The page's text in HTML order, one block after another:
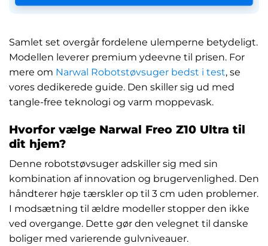
Samlet set overgår fordelene ulemperne betydeligt.
Modellen leverer premium ydeevne til prisen. For
mere om Narwal Robotstøvsuger bedst i test, se
vores dedikerede guide. Den skiller sig ud med
tangle-free teknologi og varm moppevask.
Hvorfor vælge Narwal Freo Z10 Ultra til
dit hjem?
Denne robotstøvsuger adskiller sig med sin
kombination af innovation og brugervenlighed. Den
håndterer høje tærskler op til 3 cm uden problemer.
I modsætning til ældre modeller stopper den ikke
ved overgange. Dette gør den velegnet til danske
boliger med varierende gulvniveauer.